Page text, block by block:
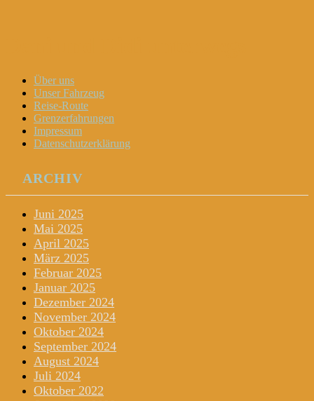
Menu
Widgets
Search
Skip
content
Über uns
Unser Fahrzeug
Reise-Route
Grenzerfahrungen
Impressum
Datenschutzerklärung
ARCHIV
Juni 2025
Mai 2025
April 2025
März 2025
Februar 2025
Januar 2025
Dezember 2024
November 2024
Oktober 2024
September 2024
August 2024
Juli 2024
Oktober 2022